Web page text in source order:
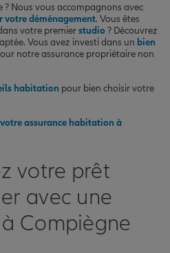
Nous vous accompagnons avec
votre déménagement. Vous êtes
votre premierstudio? Découvrez
Vous avez investi dans un bien
notre assurance propriétaire non
habitation pour bien choisir votre
assurance habitation à
votre prêt
avec une
Compiègne